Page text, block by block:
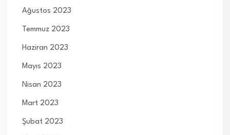
Ağustos 2023
Temmuz 2023
Haziran 2023
Mayıs 2023
Nisan 2023
Mart 2023
Şubat 2023